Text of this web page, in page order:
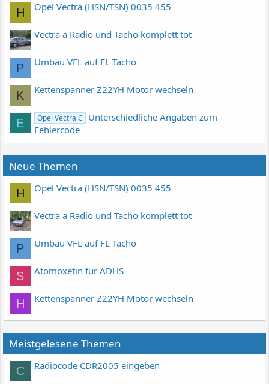
H Opel Vectra (HSN/TSN) 0035 455
Vectra a Radio und Tacho komplett tot
P Umbau VFL auf FL Tacho
K Kettenspanner Z22YH Motor wechseln
E Opel Vectra C
Unterschiedliche Angaben zum
Fehlercode
Neue Themen
H Opel Vectra (HSN/TSN) 0035 455
Vectra a Radio und Tacho komplett tot
P Umbau VFL auf FL Tacho
S Atomoxetin für ADHS
H Kettenspanner Z22YH Motor wechseln
Meistgelesene Themen
C Radiocode CDR2005 eingeben